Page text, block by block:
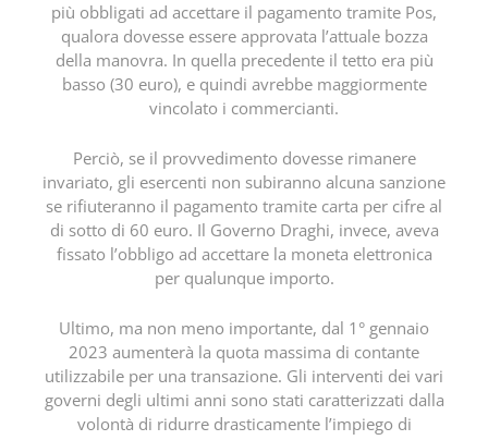
più obbligati ad accettare il pagamento tramite Pos,
qualora dovesse essere approvata l’attuale bozza
della manovra. In quella precedente il tetto era più
basso (30 euro), e quindi avrebbe maggiormente
vincolato i commercianti.
Perciò, se il provvedimento dovesse rimanere
invariato, gli esercenti non subiranno alcuna sanzione
se rifiuteranno il pagamento tramite carta per cifre al
di sotto di 60 euro. Il Governo Draghi, invece, aveva
fissato l’obbligo ad accettare la moneta elettronica
per qualunque importo.
Ultimo, ma non meno importante, dal 1° gennaio
2023 aumenterà la quota massima di contante
utilizzabile per una transazione. Gli interventi dei vari
governi degli ultimi anni sono stati caratterizzati dalla
volontà di ridurre drasticamente l’impiego di